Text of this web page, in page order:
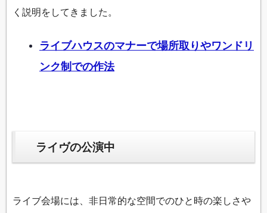
く説明をしてきました。
ライブハウスのマナーで場所取りやワンドリ
ンク制での作法
ライヴの公演中
ライブ会場には、非日常的な空間でのひと時の楽しさや